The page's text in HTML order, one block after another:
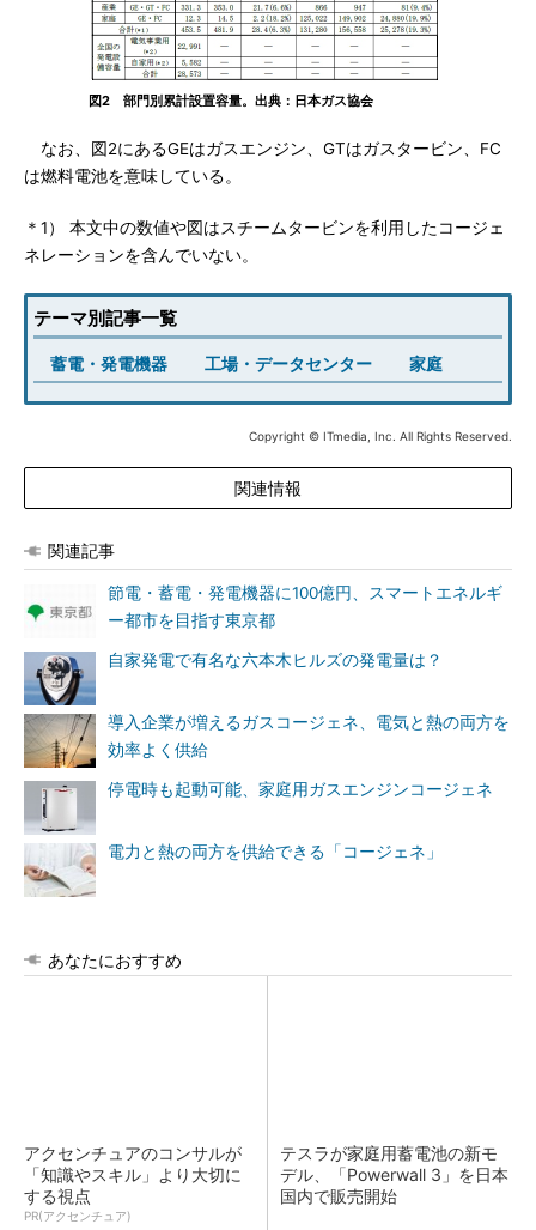
図2 部門別累計設置容量。出典：日本ガス協会
なお、図2にあるGEはガスエンジン、GTはガスタービン、FC
は燃料電池を意味している。
＊1） 本文中の数値や図はスチームタービンを利用したコージェ
ネレーションを含んでいない。
テーマ別記事一覧
蓄電・発電機器 工場・データセンター 家庭
Copyright © ITmedia, Inc. All Rights Reserved.
関連情報
関連記事
節電・蓄電・発電機器に100億円、スマートエネルギ
ー都市を目指す東京都
自家発電で有名な六本木ヒルズの発電量は？
導入企業が増えるガスコージェネ、電気と熱の両方を
効率よく供給
停電時も起動可能、家庭用ガスエンジンコージェネ
電力と熱の両方を供給できる「コージェネ」
あなたにおすすめ
アクセンチュアのコンサルが
「知識やスキル」より大切に
する視点
PR(アクセンチュア)
テスラが家庭用蓄電池の新モ
デル、「Powerwall 3」を日本
国内で販売開始